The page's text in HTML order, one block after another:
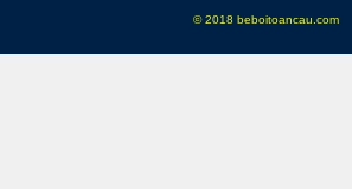
© 2018 beboitoancau.com